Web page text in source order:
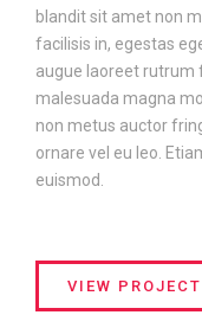
blandit sit amet non
facilisis in, egestas
augue laoreet rutrum
malesuada magna
non metus auctor
ornare vel eu leo.
euismod.
VIEW PROJECT